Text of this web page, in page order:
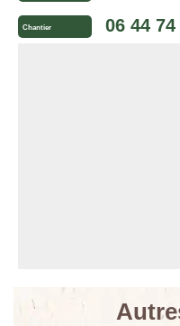
Chantier 06 44 74